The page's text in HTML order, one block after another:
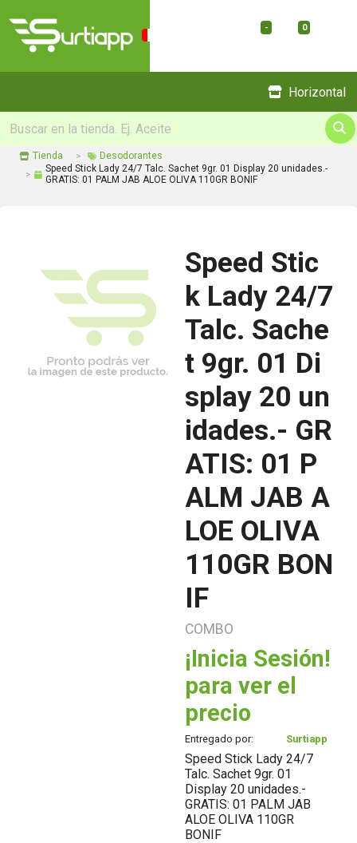
- 0
Horizontal
Tienda
Desodorantes
Speed Stick Lady 24/7 Talc. Sachet 9gr. 01 Display 20 unidades.-
GRATIS: 01 PALM JAB ALOE OLIVA 110GR BONIF
Speed Stic
k Lady 24/7
Talc. Sache
t 9gr. 01 Di
splay 20 un
idades.- GR
ATIS: 01 P
ALM JAB A
LOE OLIVA
110GR BON
IF
COMBO
¡Inicia Sesión!
para ver el
precio
Entregado por: Surtiapp
Speed Stick Lady 24/7
Talc. Sachet 9gr. 01
Display 20 unidades.-
GRATIS: 01 PALM JAB
ALOE OLIVA 110GR
BONIF